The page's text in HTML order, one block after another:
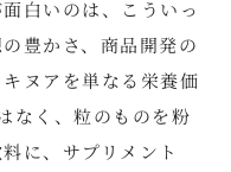
白いのは、こういっ
豊かさ、商品開発の
ヌアを単なる栄養価
なく、粒のものを粉
に、サプリメント